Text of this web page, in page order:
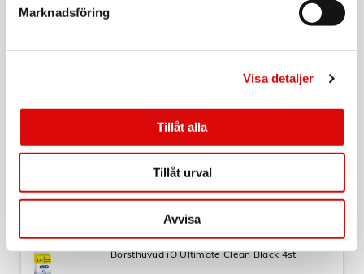
Marknadsföring
Visa detaljer
Tillåt alla
Tillåt urval
Avvisa
Art nr:
Rek: 249,00 kr
Tillv. art. nr:
373739
Rek: 349,00 kr
ORAL B
Borsthuvud iO Ultimate Clean Black 4st